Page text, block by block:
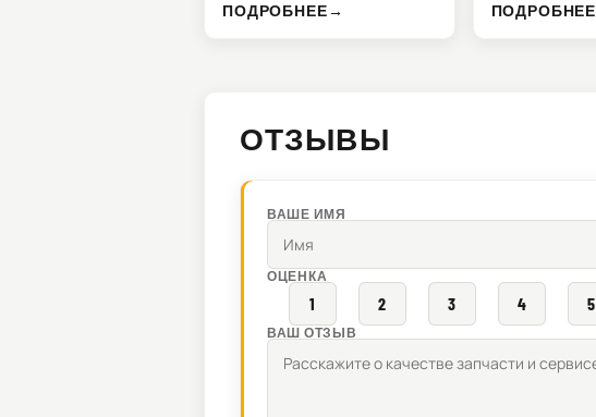
ПОДРОБНЕЕ→
ПОДРОБНЕЕ
ОТЗЫВЫ
ВАШЕ ИМЯ
ОЦЕНКА
1 2 3 4 5
ВАШ ОТЗЫВ